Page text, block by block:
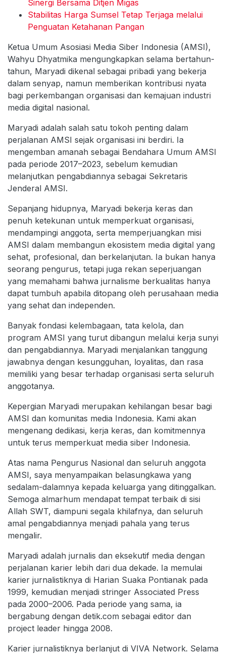
Sinergi Bersama Ditjen Migas
Stabilitas Harga Sumsel Tetap Terjaga melalui
Penguatan Ketahanan Pangan
Ketua Umum Asosiasi Media Siber Indonesia (AMSI),
Wahyu Dhyatmika mengungkapkan selama bertahun-
tahun, Maryadi dikenal sebagai pribadi yang bekerja
dalam senyap, namun memberikan kontribusi nyata
bagi perkembangan organisasi dan kemajuan industri
media digital nasional.
Maryadi adalah salah satu tokoh penting dalam
perjalanan AMSI sejak organisasi ini berdiri. Ia
mengemban amanah sebagai Bendahara Umum AMSI
pada periode 2017–2023, sebelum kemudian
melanjutkan pengabdiannya sebagai Sekretaris
Jenderal AMSI.
Sepanjang hidupnya, Maryadi bekerja keras dan
penuh ketekunan untuk memperkuat organisasi,
mendampingi anggota, serta memperjuangkan misi
AMSI dalam membangun ekosistem media digital yang
sehat, profesional, dan berkelanjutan. Ia bukan hanya
seorang pengurus, tetapi juga rekan seperjuangan
yang memahami bahwa jurnalisme berkualitas hanya
dapat tumbuh apabila ditopang oleh perusahaan media
yang sehat dan independen.
Banyak fondasi kelembagaan, tata kelola, dan
program AMSI yang turut dibangun melalui kerja sunyi
dan pengabdiannya. Maryadi menjalankan tanggung
jawabnya dengan kesungguhan, loyalitas, dan rasa
memiliki yang besar terhadap organisasi serta seluruh
anggotanya.
Kepergian Maryadi merupakan kehilangan besar bagi
AMSI dan komunitas media Indonesia. Kami akan
mengenang dedikasi, kerja keras, dan komitmennya
untuk terus memperkuat media siber Indonesia.
Atas nama Pengurus Nasional dan seluruh anggota
AMSI, saya menyampaikan belasungkawa yang
sedalam-dalamnya kepada keluarga yang ditinggalkan.
Semoga almarhum mendapat tempat terbaik di sisi
Allah SWT, diampuni segala khilafnya, dan seluruh
amal pengabdiannya menjadi pahala yang terus
mengalir.
Maryadi adalah jurnalis dan eksekutif media dengan
perjalanan karier lebih dari dua dekade. Ia memulai
karier jurnalistiknya di Harian Suaka Pontianak pada
1999, kemudian menjadi stringer Associated Press
pada 2000–2006. Pada periode yang sama, ia
bergabung dengan detik.com sebagai editor dan
project leader hingga 2008.
Karier jurnalistiknya berlanjut di VIVA Network. Selama